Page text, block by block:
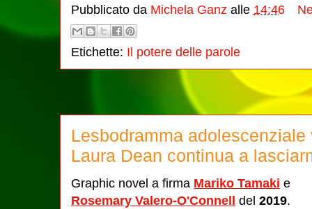
Pubblicato da Michela Ganz alle 14:46
Etichette: Il potere delle parole
Lesbodramma
Laura Dean continua a
Graphic novel a firma Mariko Tamaki e
Rosemary Valero-O'Connell del 2019.